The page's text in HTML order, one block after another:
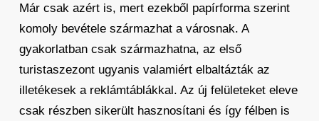
Már csak azért is, mert ezekből papírforma szerint
komoly bevétele származhat a városnak. A
gyakorlatban csak származhatna, az első
turistaszezont ugyanis valamiért elbaltázták az
illetékesek a reklámtáblákkal. Az új felületeket eleve
csak részben sikerült hasznosítani és így félben is